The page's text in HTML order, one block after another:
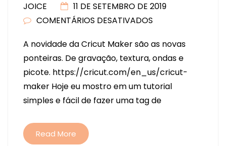
JOICE
11 DE SETEMBRO DE 2019
COMENTÁRIOS DESATIVADOS
EM
COURO
E
COM
GRAVAÇÃO
A novidade da Cricut Maker são as novas
ponteiras. De gravação, textura, ondas e
picote. https://cricut.com/en_us/cricut-
maker Hoje eu mostro em um tutorial
simples e fácil de fazer uma tag de
Read More